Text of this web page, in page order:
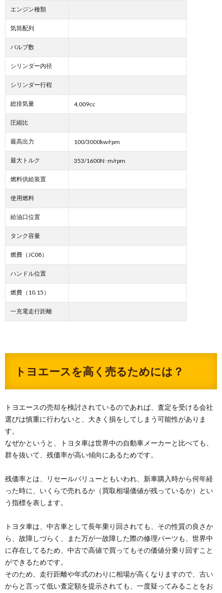
エンジン種類
気筒配列
バルブ数
シリンダー内径
シリンダー行程
総排気量 4,009cc
圧縮比
最高出力 100/3000kw/rpm
最大トルク 353/1600N･m/rpm
燃料供給装置
使用燃料
給油口位置
タンク容量
燃費（JC08）
ハンドル位置
燃費（10.15）
一充電走行距離
トヨエースを高く売るためには？
トヨエースの売却を検討されているのであれば、査定を受ける会社
選びは慎重に行わないと、大きく損をしてしまう可能性がありま
す。
なぜかというと、トヨタ車は世界中の自動車メーカーと比べても、
群を抜いて、残価率が高い傾向にあるためです。
残価率とは、リセールバリューともいわれ、新車購入時から何年経
った時に、いくらで売れるか（買取相場価値が残っているか）とい
う指標を表します。
トヨタ車は、中古車として長年乗り回されても、その性質の良さか
ら、故障しづらく、また万が一故障した際の修理パーツも、世界中
に存在してるため、中古で高値で買ってもその価値分乗り回すこと
ができるためです。
そのため、走行距離や年式のわりに相場が高くなりますので、古い
からと言って低い査定額を提示されても、一度疑ってみることをお